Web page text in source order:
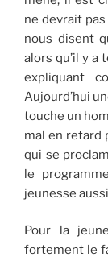
ne devrait
nous disent
alors qu’il y
expliquant
Aujourd’hui
touche un
mal en retard
qui se
le
jeunesse
Pour la
fortement le